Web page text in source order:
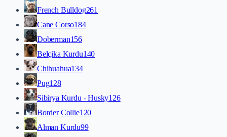
French Bulldog261
Cane Corso184
Doberman156
Belçika Kurdu140
Chihuahua134
Pug128
Sibirya Kurdu - Husky126
Border Collie120
Alman Kurdu99